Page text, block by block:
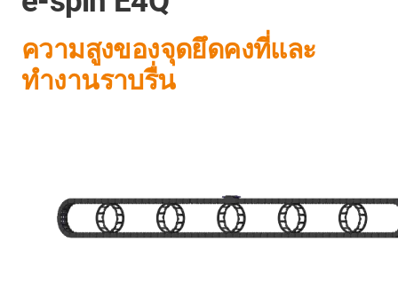
ความสูงของจุดยึดคงที่และ
ทำงานราบรื่น